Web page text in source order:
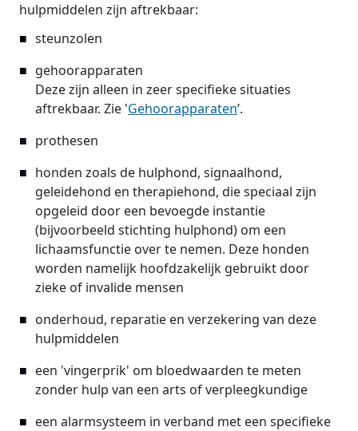
hulpmiddelen zijn aftrekbaar:
steunzolen
gehoorapparaten
Deze zijn alleen in zeer specifieke situaties
aftrekbaar. Zie 'Gehoorapparaten’.
prothesen
honden zoals de hulphond, signaalhond,
geleidehond en therapiehond, die speciaal zijn
opgeleid door een bevoegde instantie
(bijvoorbeeld stichting hulphond) om een
lichaamsfunctie over te nemen. Deze honden
worden namelijk hoofdzakelijk gebruikt door
zieke of invalide mensen
onderhoud, reparatie en verzekering van deze
hulpmiddelen
een 'vingerprik' om bloedwaarden te meten
zonder hulp van een arts of verpleegkundige
een alarmsysteem in verband met een specifieke